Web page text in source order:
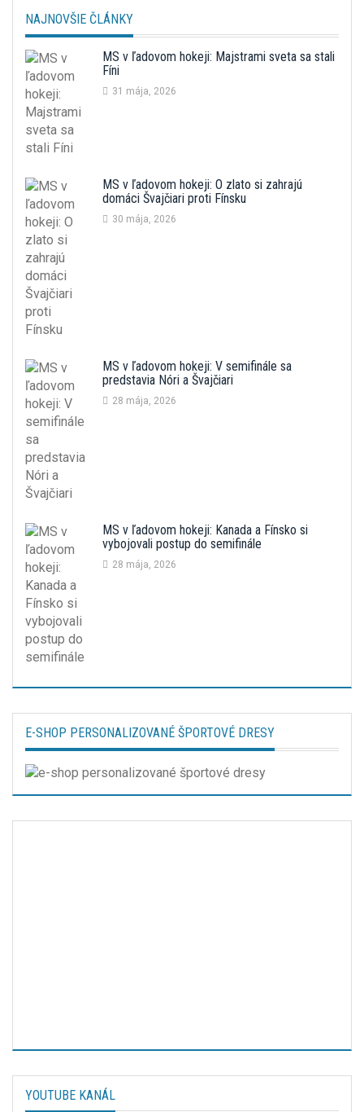
NAJNOVŠIE ČLÁNKY
MS v ľadovom hokeji: Majstrami sveta sa stali
Fíni
31 mája, 2026
MS v ľadovom hokeji: O zlato si zahrajú
domáci Švajčiari proti Fínsku
30 mája, 2026
MS v ľadovom hokeji: V semifinále sa
predstavia Nóri a Švajčiari
28 mája, 2026
MS v ľadovom hokeji: Kanada a Fínsko si
vybojovali postup do semifinále
28 mája, 2026
E-SHOP PERSONALIZOVANÉ ŠPORTOVÉ DRESY
YOUTUBE KANÁL